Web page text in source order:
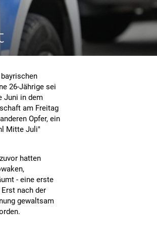
26-Jährige sei
Juni in dem
am Freitag
Opfer, ein
Mitte Juli"
hatten
- eine erste
nach der
gewaltsam